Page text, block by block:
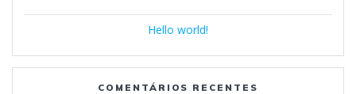
Hello world!
COMENTÁRIOS RECENTES